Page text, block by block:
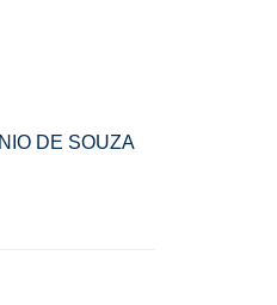
DE SOUZA